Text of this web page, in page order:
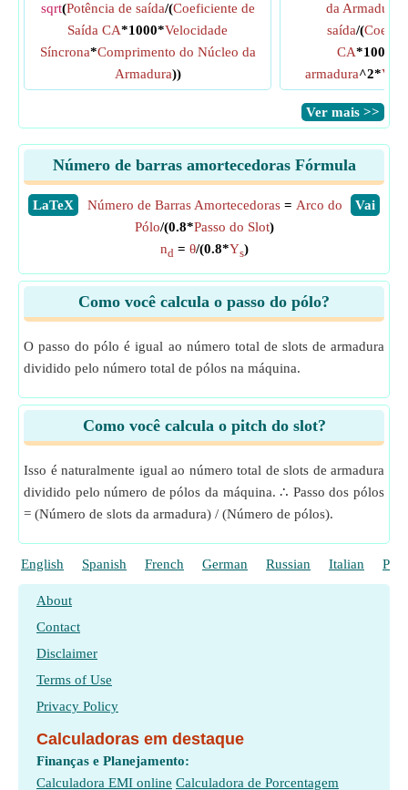
sqrt(Potência de saída/(Coeficiente de
Saída CA*1000*Velocidade
Síncrona*Comprimento do Núcleo da
Armadura))
da Armadura
saída/(
CA*1000*
armadura^2*
​Ver mais >>
Número de barras amortecedoras Fórmula
​LaTeX ​Vai
Número de Barras Amortecedoras= Arco do
Pólo/(0.8*Passo do Slot)
nd = θ/(0.8*Ys)
Como você calcula o passo do pólo?
O passo do pólo é igual ao número total de slots de armadura
dividido pelo número total de pólos na máquina.
Como você calcula o pitch do slot?
Isso é naturalmente igual ao número total de slots de armadura
dividido pelo número de pólos da máquina. ∴ Passo dos pólos
= (Número de slots da armadura) / (Número de pólos).
English Spanish French German Russian Italian
About
Contact
Disclaimer
Terms of Use
Privacy Policy
Calculadoras em destaque
Finanças e Planejamento:
Calculadora EMI online Calculadora de Porcentagem